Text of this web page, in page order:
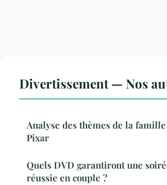
Divertissement — Nos
Analyse des thèmes de la
Pixar
Quels DVD garantiront une
réussie en couple ?